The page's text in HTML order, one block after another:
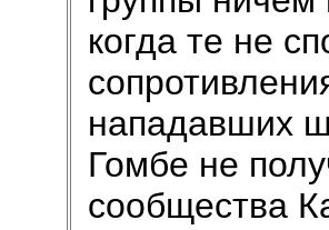
когда те не
нападавших
Гомбе не
сообщества